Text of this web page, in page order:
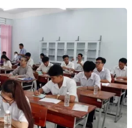
Mỹ đăng tải video xe
động ở tỉnh Kursk
của ABC News đã đăng lên
xe quân sự Ukraine xâm